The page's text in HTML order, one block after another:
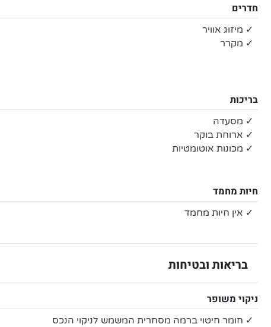
חדרים
✓ מיזוג אוויר
✓ מקרר
בריכות
✓ מסעדה
✓ ארוחת בוקר
✓ מכונות אוטומטיות
חיות מחמד
✓ אין חיות מחמד
בריאות ובטיחות
ניקוי משופר
✓ חומר חיטוי ברמה מסחרית המשמש לניקוי הנכס